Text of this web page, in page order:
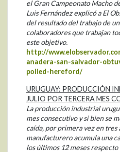
el Gran Campeonato Macho
Luis Fernández explicó a El
del resultado del trabajo de
colaboradores que trabajan
este objetivo.
http://
anadera-san-salvador-
polled-hereford/
URUGUAY: PRODUCCIÓN
JULIO POR TERCERA MES
La producción industrial
mes consecutivo y si bien se
caída, por primera vez en tres
manufacturero acumula una
los últimos 12 meses